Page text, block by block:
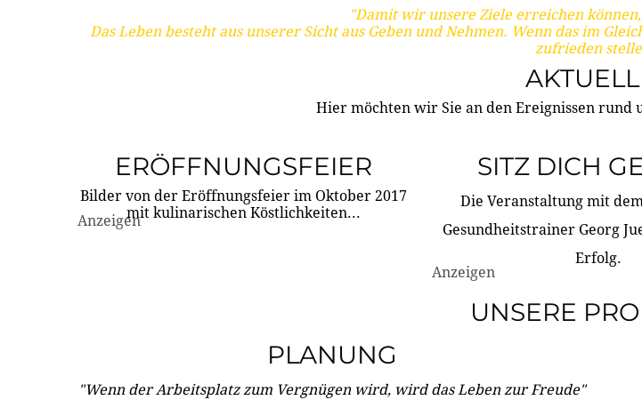
"Damit wir unsere Ziele erreichen
Das Leben besteht aus unserer Sicht aus Geben und Nehmen. Wenn das im
zufrieden
Hier möchten wir Sie an den Ereignissen rund
ERÖFFNUNGSFEIER
Bilder von der Eröffnungsfeier im Oktober 2017
mit kulinarischen Köstlichkeiten...
Anzeigen
SITZ DICH
Die Veranstaltung mit
Gesundheitstrainer Georg
Erfolg.
Anzeigen
UNSERE
PLANUNG
"Wenn der Arbeitsplatz zum Vergnügen wird, wird das Leben zur Freude"